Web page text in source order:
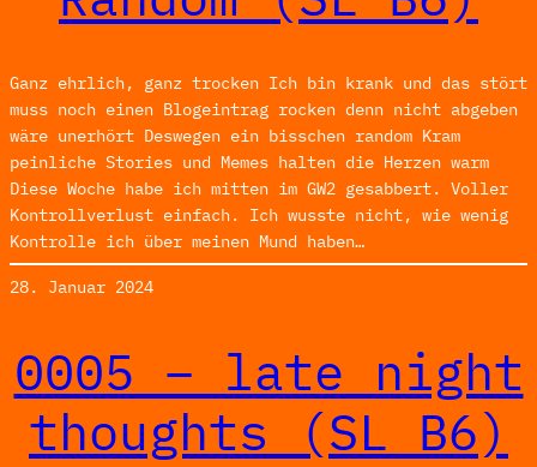
Ganz ehrlich, ganz trocken Ich bin krank und das stört
muss noch einen Blogeintrag rocken denn nicht abgeben
wäre unerhört Deswegen ein bisschen random Kram
peinliche Stories und Memes halten die Herzen warm
Diese Woche habe ich mitten im GW2 gesabbert. Voller
Kontrollverlust einfach. Ich wusste nicht, wie wenig
Kontrolle ich über meinen Mund haben…
28. Januar 2024
0005 – late night
thoughts (SL_B6)